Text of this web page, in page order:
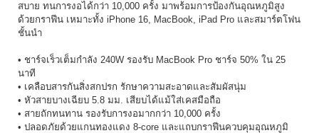
สบาย ทนการงอได้กว่า 10,000 ครั้ง มาพร้อมการป้องกันอุณหภูมิสูง
ด้วยกราฟีน เหมาะทั้ง iPhone 16, MacBook, iPad Pro และสมาร์ตโฟน
ชั้นนำ
• ชาร์จเร็วเต็มกำลัง 240W รองรับ MacBook Pro ชาร์จ 50% ใน 25
นาที
• เคลือบสารกันสิ่งสกปรก รักษาความสะอาดและสัมผัสนุ่ม
• หัวสายบางเฉียบ 5.8 มม. เสียบได้แม้ใส่เคสมือถือ
• สายถักทนทาน รองรับการงอมากกว่า 10,000 ครั้ง
• ปลอดภัยด้วยแกนทองแดง 8-core และแถบกราฟีนควบคุมอุณหภูมิ